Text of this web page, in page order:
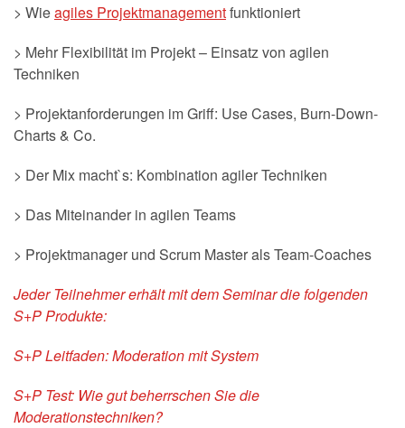
> Wieagiles Projektmanagementfunktioniert
> Mehr Flexibilität im Projekt – Einsatz von agilen
Techniken
> Projektanforderungen im Griff: Use Cases, Burn-Down-
Charts & Co.
> Der Mix macht`s: Kombination agiler Techniken
> Das Miteinander in agilen Teams
> Projektmanager und Scrum Master als Team-Coaches
Jeder Teilnehmer erhält mit dem Seminar die folgenden
S+P Produkte:
S+P Leitfaden: Moderation mit System
S+P Test: Wie gut beherrschen Sie die
Moderationstechniken?